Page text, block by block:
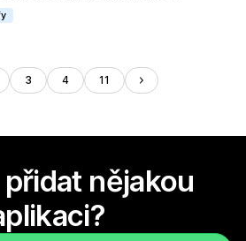
3 4 11
nějakou